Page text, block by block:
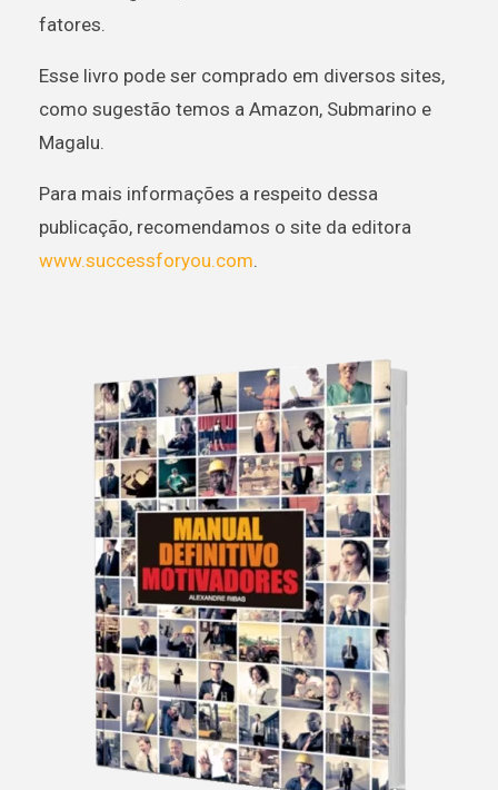
fatores.
Esse livro pode ser comprado em diversos sites,
como sugestão temos a Amazon, Submarino e
Magalu.
Para mais informações a respeito dessa
publicação, recomendamos o site da editora
www.successforyou.com.